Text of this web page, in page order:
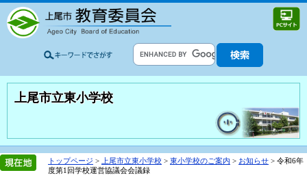
上尾市立東小学校
トップページ > 上尾市立東小学校 > 東小学校のご案内 > お知らせ > 令和6年
度第1回学校運営協議会会議録